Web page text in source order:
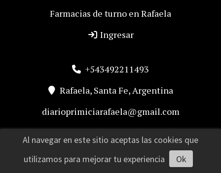
Farmacias de turno en Rafaela
Ingresar
+543492211493
Rafaela, Santa Fe, Argentina
diarioprimiciarafaela@gmail.com
Al navegar en este sitio aceptas las cookies que
utilizamos para mejorar tu experiencia
Ok